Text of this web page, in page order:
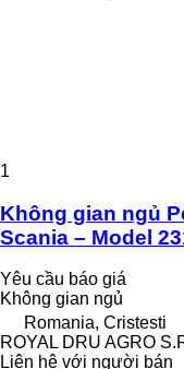
1
Không gian ngủ
Scania – Model
Yêu cầu báo giá
Không gian ngủ
Romania, Cristesti
ROYAL DRU AGRO
Liên hệ với người bán